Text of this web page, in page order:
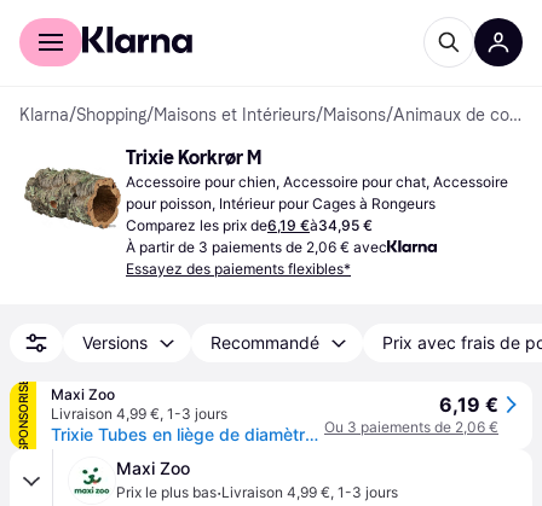
Acheter avec Klarna
Klarna/Shopping/Maisons et Intérieurs/Maisons/ Animaux de compagnie
Trixie Korkrør M
Accessoire pour chien, Accessoire pour chat, Accessoire
pour poisson, Intérieur pour Cages à Rongeurs
Comparez les prix de6,19 €à34,95 €
À partir de 3 paiements de 2,06 € avec
Essayez des paiements flexibles*
Versions Recommandé Prix avec frais de
SPONSORISÉ
Maxi Zoo
Livraison 4,99 €, 1-3 jours
Trixie Tubes en liège de diamètre M
6,19 €
Ou 3 paiements de 2,06 €
Maxi Zoo
Prix le plus bas·Livraison 4,99 €, 1-3 jours